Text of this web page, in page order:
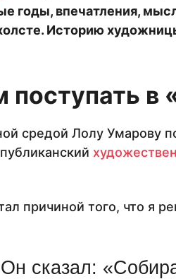
годы, впечатления,
Историю
поступать в
средой Лолу Умарову
причиной того, что я
Он сказал: